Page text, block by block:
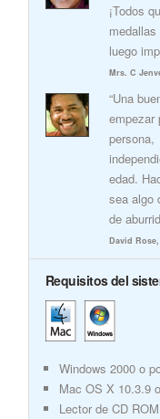
¡Todos
luego
Mrs. C
“Una
empezar
persona,
edad.
sea algo
de
David
Requisitos del
Windows 2000 o
Mac OS X 10.3.9
Lector de CD